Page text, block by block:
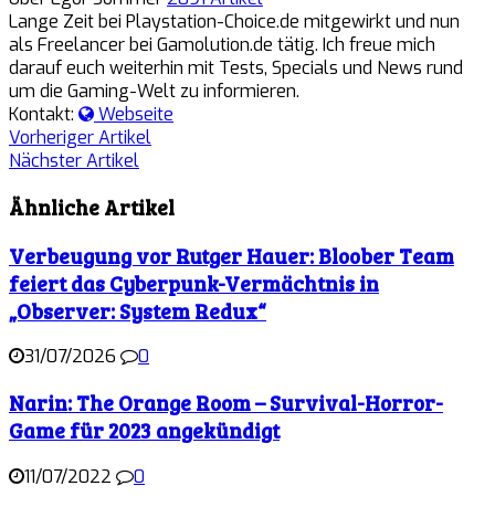
Lange Zeit bei Playstation-Choice.de mitgewirkt und nun
als Freelancer bei Gamolution.de tätig. Ich freue mich
darauf euch weiterhin mit Tests, Specials und News rund
um die Gaming-Welt zu informieren.
Kontakt:
Webseite
Vorheriger Artikel
Nächster Artikel
Ähnliche Artikel
Verbeugung vor Rutger Hauer: Bloober Team
feiert das Cyberpunk-Vermächtnis in
„Observer: System Redux“
31/07/2026 0
Narin: The Orange Room – Survival-Horror-
Game für 2023 angekündigt
11/07/2022 0